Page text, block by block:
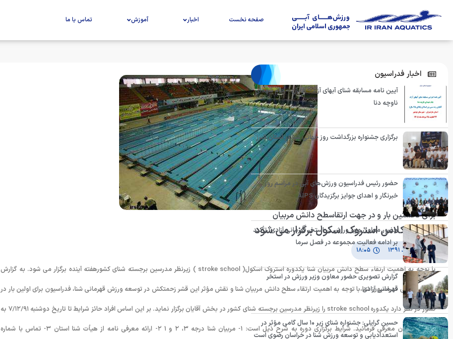
صفحه نخست اخبار آموزش تماس با ما
برای نخستین بار و در جهت ارتقاسطح دانش مربیان
یکدوره کلاس استروک اسکول برگزار می شود
۲ اسفند ۱۳۹۱ ۱۸:۰۵
با توجه به اهمیت ارتقاء سطح دانش مربیان شنا یکدوره استروک اسکول( stroke school ) زیرنظر مدرسین برجسته شنای کشورهفته آینده برگزار می شود. به گزارش
روابط عمومی فدراسیون شنا،با توجه به اهمیت ارتقاء سطح دانش مربیان شنا و نقش مؤثر این قشر زحمتکش در توسعه ورزش قهرمانی شنا، فدراسیون برای اولین بار در
کشور در نظر دارد یکدوره stroke school را زیرنظر مدرسین برجسته شنای کشور در بخش آقایان برگزار نماید. بر این اساس افراد حائز شرایط تا تاریخ دوشنبه ٧/١٢/٩١ به
این فدراسیون معرفی فرمائید. شرایط برگزاری دوره به شرح ذیل است: ١- مربیان شنا درجه ٣، ٢ و ١ ٢- ارائه معرفی نامه از هیأت شنا استان ٣- تماس با شماره
اخبار فدراسیون
آیین نامه مسابقه شنای آبهای آزاد – آقایان – جام شهدای
ناوچه دنا
برگزاری جشنواره بزرگداشت روز جهانی شنا در استان البرز
حضور رئیس فدراسیون ورزش‌های آبی در مراسم روز
خبرنگار و اهدای جوایز برگزیدگان AIPS
حضور معاون وزیر ورزش در استخر قهرمانی آزادی؛ تأکید
بر ادامه فعالیت مجموعه در فصل سرما
گزارش تصویری حضور معاون وزیر ورزش در استخر
قهرمانی آزادی
حسین گرایلی: جشنواره شنای زیر ۱۰ سال گامی مؤثر در
استعدادیابی و توسعه ورزش شنا در خراسان رضوی است